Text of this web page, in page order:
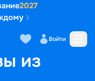
2027
Войти
РЕЧНЫЕ КРУИЗЫ ИЗ КАЗАНИ
из